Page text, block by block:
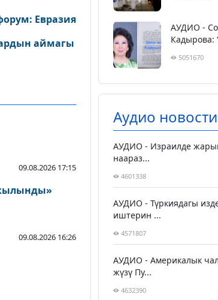
Евразия
аймагы
09.08.2026 17:15
09.08.2026 16:26
АУДИО -
Кадырова:
5051670
Аудио новости
АУДИО - Израилде
наараз...
4601338
АУДИО - Түркиядагы
иштерин ...
4571807
АУДИО - Америкалык
жүзү Пу...
4632390